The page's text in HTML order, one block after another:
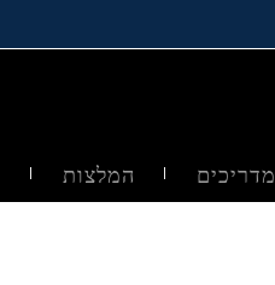
מדריכים המלצות